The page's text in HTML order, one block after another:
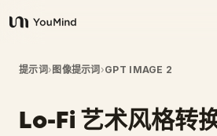
YouMind
概览
使用案例
提示词› 图像提示词 ›GPT IMAGE 2
Lo-Fi 艺术风格转